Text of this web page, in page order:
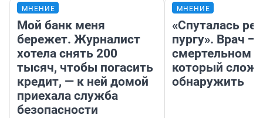
МНЕНИЕ
Мой банк меня
бережет. Журналист
хотела снять 200
тысяч, чтобы погасить
кредит, — к ней домой
приехала служба
безопасности
МНЕНИЕ
«Спуталась
пургу». Врач —
смертельном
который
обнаружить